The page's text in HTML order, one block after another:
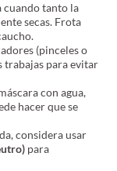
cuando tanto la
secas. Frota
(pinceles o
trabajas para evitar
con agua,
hacer que se
considera usar
para